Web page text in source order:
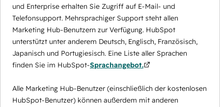
und Enterprise erhalten Sie Zugriff auf E-Mail- und
Telefonsupport. Mehrsprachiger Support steht allen
Marketing Hub-Benutzern zur Verfügung. HubSpot
unterstützt unter anderem Deutsch, Englisch, Französisch,
Japanisch und Portugiesisch. Eine Liste aller Sprachen
finden Sie im HubSpot-Sprachangebot.
Alle Marketing Hub-Benutzer (einschließlich der kostenlosen
HubSpot-Benutzer) können außerdem mit anderen